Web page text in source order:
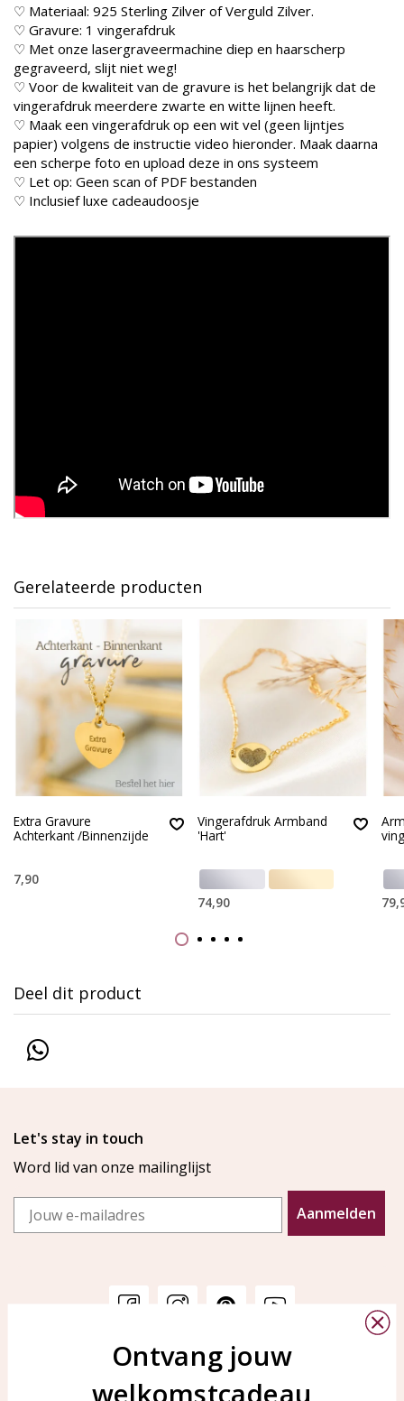
♡ Materiaal: 925 Sterling Zilver of Verguld Zilver.
♡ Gravure: 1 vingerafdruk
♡ Met onze lasergraveermachine diep en haarscherp
gegraveerd, slijt niet weg!
♡ Voor de kwaliteit van de gravure is het belangrijk dat de
vingerafdruk meerdere zwarte en witte lijnen heeft.
♡ Maak een vingerafdruk op een wit vel (geen lijntjes
papier) volgens de instructie video hieronder. Maak daarna
een scherpe foto en upload deze in ons systeem
♡ Let op: Geen scan of PDF bestanden
♡ Inclusief luxe cadeaudoosje
Gerelateerde producten
Extra Gravure
Achterkant /Binnenzijde
7,90
Vingerafdruk Armband
'Hart'
74,90
Deel dit product
Let's stay in touch
Word lid van onze mailinglijst
Email
Aanmelden
Veelgestelde vragen
KAYA Sieraden
Bellen of WhatsApp Ma-Vr
Ontvang jouw
welkomstcadeau